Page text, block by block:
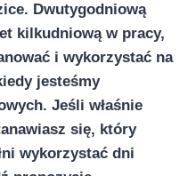
Dwutygodniową
kilkudniową w pracy,
i wykorzystać na
jesteśmy
Jeśli właśnie
się, który
wykorzystać dni